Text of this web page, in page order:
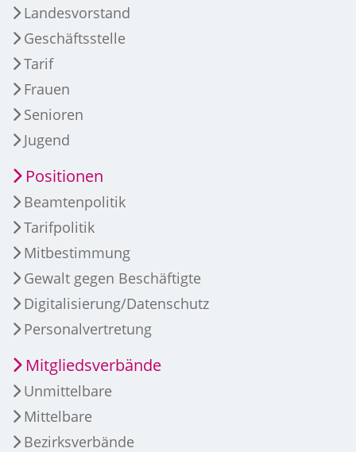
Landesvorstand
Geschäftsstelle
Tarif
Frauen
Senioren
Jugend
Positionen
Beamtenpolitik
Tarifpolitik
Mitbestimmung
Gewalt gegen Beschäftigte
Digitalisierung/Datenschutz
Personalvertretung
Mitgliedsverbände
Unmittelbare
Mittelbare
Bezirksverbände